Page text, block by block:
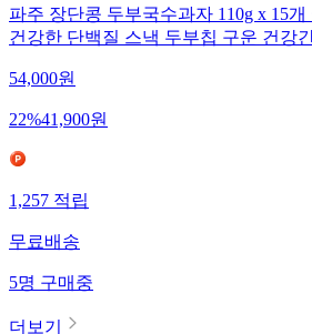
파주 장단콩 두부국수과자 110g x 15
건강한 단백질 스낵 두부칩 구운 건강
54,000원
22%41,900원
1,257적립
무료배송
5명구매중
더보기